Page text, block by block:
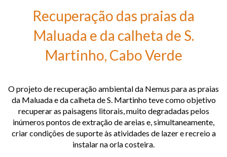
Recuperação das dunas da Amorosa, Portugal
Requalificação de estaleiro de desmantelamento naval, Portugal
Requalificação da barrinha de Esmoriz, Portugal
Recuperação das praias da
Maluada e da calheta de S.
Martinho, Cabo Verde
O projeto de recuperação ambiental da Nemus para as praias
da Maluada e da calheta de S. Martinho teve como objetivo
recuperar as paisagens litorais, muito degradadas pelos
inúmeros pontos de extração de areias e, simultaneamente,
criar condições de suporte às atividades de lazer e recreio a
instalar na orla costeira.